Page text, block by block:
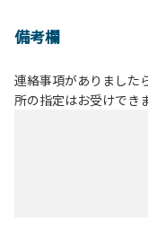
備考欄
連絡事項がありました
所の指定はお受けでき